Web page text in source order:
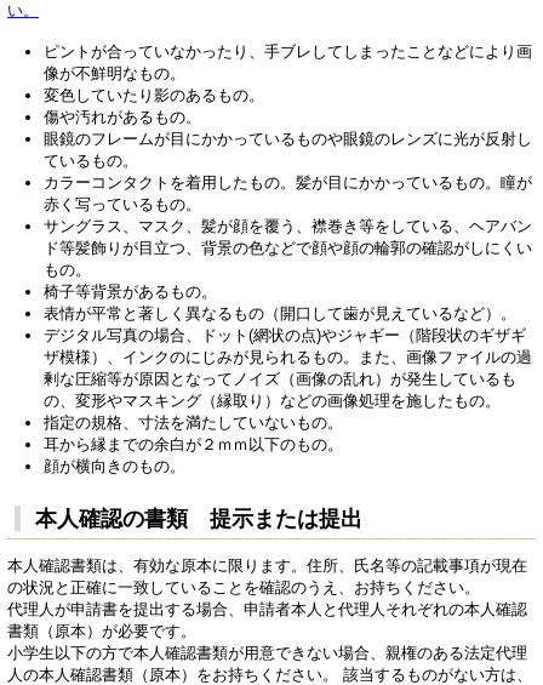
い。
ピントが合っていなかったり、手ブレしてしまったことなどにより画
像が不鮮明なもの。
変色していたり影のあるもの。
傷や汚れがあるもの。
眼鏡のフレームが目にかかっているものや眼鏡のレンズに光が反射し
ているもの。
カラーコンタクトを着用したもの。髪が目にかかっているもの。瞳が
赤く写っているもの。
サングラス、マスク、髪が顔を覆う、襟巻き等をしている、ヘアバン
ド等髪飾りが目立つ、背景の色などで顔や顔の輪郭の確認がしにくい
もの。
椅子等背景があるもの。
表情が平常と著しく異なるもの（開口して歯が見えているなど）。
デジタル写真の場合、ドット(網状の点)やジャギー（階段状のギザギ
ザ模様）、インクのにじみが見られるもの。また、画像ファイルの過
剰な圧縮等が原因となってノイズ（画像の乱れ）が発生しているも
の、変形やマスキング（縁取り）などの画像処理を施したもの。
指定の規格、寸法を満たしていないもの。
耳から縁までの余白が２ｍｍ以下のもの。
顔が横向きのもの。
本人確認の書類 提示または提出
本人確認書類は、有効な原本に限ります。住所、氏名等の記載事項が現在
の状況と正確に一致していることを確認のうえ、お持ちください。
代理人が申請書を提出する場合、申請者本人と代理人それぞれの本人確認
書類（原本）が必要です。
小学生以下の方で本人確認書類が用意できない場合、親権のある法定代理
人の本人確認書類（原本）をお持ちください。 該当するものがない方は、